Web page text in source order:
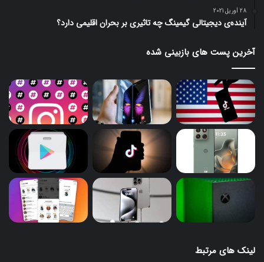
28 آوریل 2021
آینده‌ی دیجیتالی گیمینگ چه تاثیری بر بحران اقلیمی دارد؟
آخرین پست های بازبینی شده
لینک های مرتبط